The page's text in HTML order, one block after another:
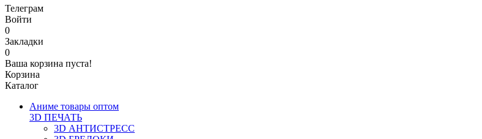
Телеграм
Войти
0
Закладки
0
Ваша корзина пуста!
Корзина
Каталог
Аниме товары оптом
3D ПЕЧАТЬ
3D АНТИСТРЕСС